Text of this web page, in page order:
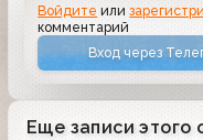
Войдите или
комментарий
Вход через
Еще записи этого